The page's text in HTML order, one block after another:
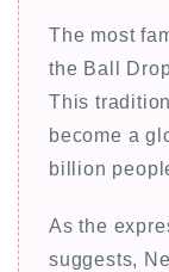
The most
the Ball
This
become a
billion
As the
suggests,